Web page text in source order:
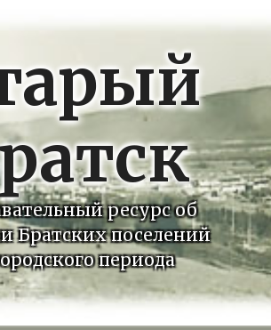
ресурс об
Братских поселений
периода